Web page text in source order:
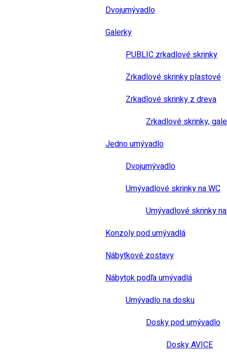
Dvojumývadlo
Galerky
PUBLIC zrkadlové skrinky
Zrkadlové skrinky plastové
Zrkadlové skrinky z dreva
Zrkadlové skrinky,
Jedno umývadlo
Dvojumývadlo
Umývadlové skrinky na WC
Umývadlové skrinky
Konzoly pod umývadlá
Nábytkové zostavy
Nábytok podľa umývadlá
Umývadlo na dosku
Dosky pod umývadlo
Dosky AVICE